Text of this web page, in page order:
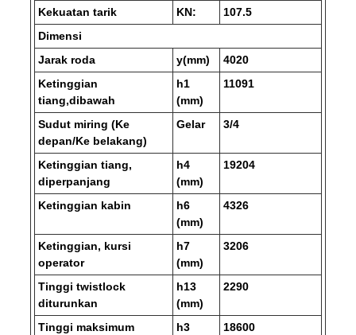
Kekuatan tarik
KN:
107.5
Dimensi
Jarak roda
y(mm)
4020
Ketinggian
tiang,dibawah
h1
(mm)
11091
Sudut miring (Ke
depan/Ke belakang)
Gelar 3/4
Ketinggian tiang,
diperpanjang
h4
(mm)
19204
Ketinggian kabin
h6
(mm)
4326
Ketinggian, kursi
operator
h7
(mm)
3206
Tinggi twistlock
diturunkan
h13
(mm)
2290
Tinggi maksimum
h3
18600